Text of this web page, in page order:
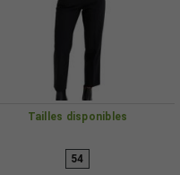
Tailles disponibles
54